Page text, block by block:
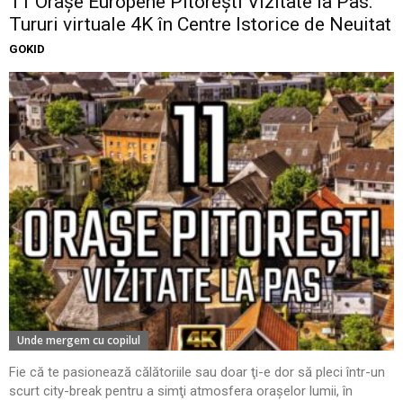
Tururi virtuale 4K în Centre Istorice de Neuitat
GOKID
Unde mergem cu copilul
Fie că te pasionează călătoriile sau doar ţi-e dor să pleci într-un
scurt city-break pentru a simţi atmosfera oraşelor lumii, în